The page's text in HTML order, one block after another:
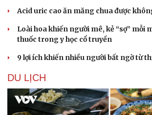
Acid uric cao ăn măng chua được
Loài hoa khiến người mê, kẻ “sợ” mỗi
thuốc trong y học cổ truyền
9 lợi ích khiến nhiều người bất ngờ từ
DU LỊCH